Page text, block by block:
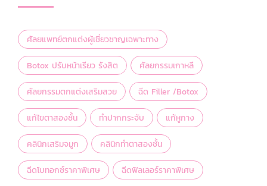
ศัลยแพทย์ตกแต่งผู้เชี่ยวชาญเฉพาะทาง
Botox ปรับหน้าเรียว รังสิต ศัลยกรรมเกาหลี
ศัลยกรรมตกแต่งเสริมสวย ฉีด Filler /Botox
แก้ไขตาสองชั้น ทำปากกระจับ แก้หูกาง
คลินิกเสริมจมูก คลินิกทำตาสองชั้น
ฉีดโบทอกซ์ราคาพิเศษ ฉีดฟิลเลอร์ราคาพิเศษ